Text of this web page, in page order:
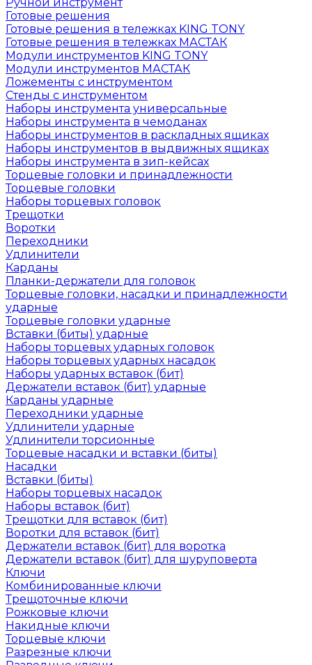
Готовые решения
Готовые решения в тележках KING TONY
Готовые решения в тележках МАСТАК
Модули инструментов KING TONY
Модули инструментов МАСТАК
Ложементы с инструментом
Стенды с инструментом
Наборы инструмента универсальные
Наборы инструмента в чемоданах
Наборы инструментов в раскладных ящиках
Наборы инструментов в выдвижных ящиках
Наборы инструмента в зип-кейсах
Торцевые головки и принадлежности
Торцевые головки
Наборы торцевых головок
Трещотки
Воротки
Переходники
Удлинители
Карданы
Планки-держатели для головок
Торцевые головки, насадки и принадлежности
ударные
Торцевые головки ударные
Вставки (биты) ударные
Наборы торцевых ударных головок
Наборы торцевых ударных насадок
Наборы ударных вставок (бит)
Держатели вставок (бит) ударные
Карданы ударные
Переходники ударные
Удлинители ударные
Удлинители торсионные
Торцевые насадки и вставки (биты)
Насадки
Вставки (биты)
Наборы торцевых насадок
Наборы вставок (бит)
Трещотки для вставок (бит)
Воротки для вставок (бит)
Держатели вставок (бит) для воротка
Держатели вставок (бит) для шуруповерта
Ключи
Комбинированные ключи
Трещоточные ключи
Рожковые ключи
Накидные ключи
Торцевые ключи
Разрезные ключи